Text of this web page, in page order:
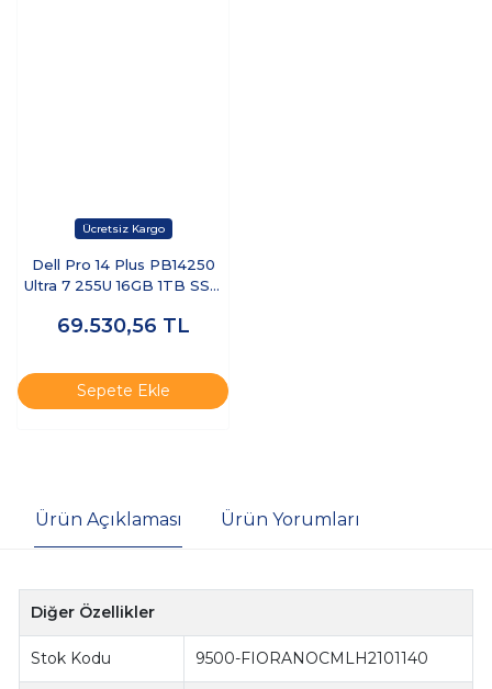
Dell Pro 14 Plus PB14250
Ultra 7 255U 16GB 1TB SSD
PB14250-UBU
69.530,56 TL
Sepete Ekle
Ürün Açıklaması Ürün Yorumları
Diğer Özellikler
Stok Kodu 9500-FIORANOCMLH2101140